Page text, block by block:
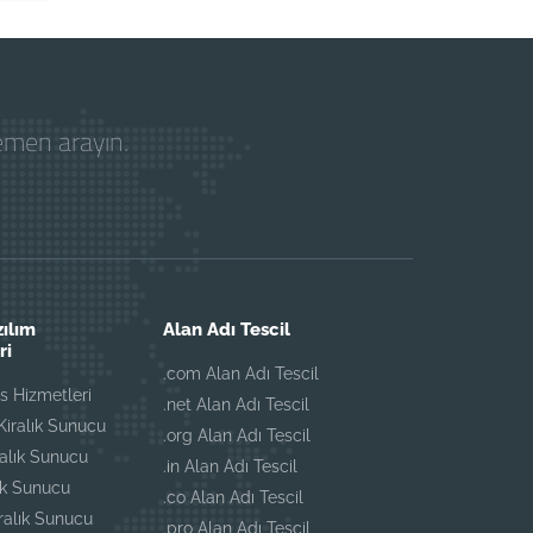
arayın.
Hizmetleri
Sunucu
Sunucu
Sunucu
Sunucu
Alan Adı Tescil
.com Alan Adı Tescil
.net Alan Adı Tescil
.org Alan Adı Tescil
.in Alan Adı Tescil
.co Alan Adı Tescil
.pro Alan Adı Tescil